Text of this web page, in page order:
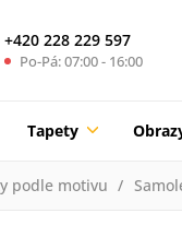
+420 228 229 597
Po-Pá: 07:00 - 16:00
Tapety
podle motivu